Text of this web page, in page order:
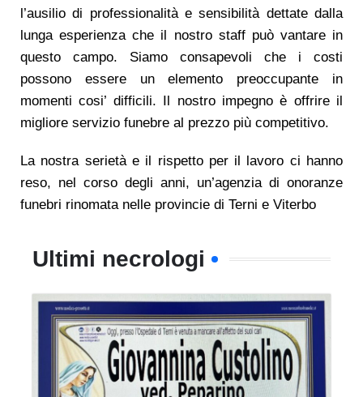
l’ausilio di professionalità e sensibilità dettate dalla
lunga esperienza che il nostro staff può vantare in
questo campo. Siamo consapevoli che i costi
possono essere un elemento preoccupante in
momenti cosi’ difficili. Il nostro impegno è offrire il
migliore servizio funebre al prezzo più competitivo.
La nostra serietà e il rispetto per il lavoro ci hanno
reso, nel corso degli anni, un’agenzia di onoranze
funebri rinomata nelle provincie di Terni e Viterbo
Ultimi necrologi